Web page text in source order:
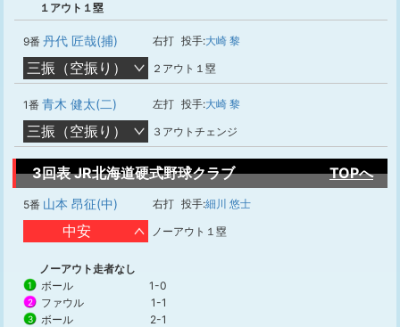
１アウト１塁
9番 丹代 匠哉(捕) 右打 投手:大崎 黎
三振（空振り） ２アウト１塁
1番 青木 健太(二) 左打 投手:大崎 黎
三振（空振り） ３アウトチェンジ
3回表 JR北海道硬式野球クラブ TOPへ
5番 山本 昂征(中) 右打 投手:細川 悠士
中安 ノーアウト１塁
ノーアウト走者なし
1 ボール 1-0
2 ファウル 1-1
3 ボール 2-1